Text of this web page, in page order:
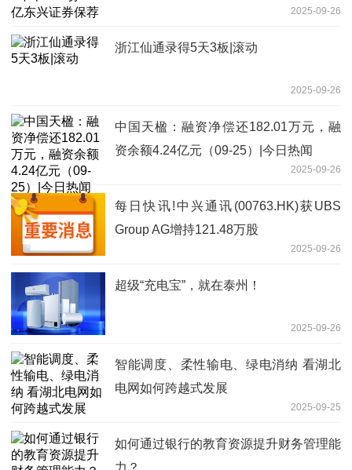
2025-09-26
浙江仙通录得5天3板|滚动
2025-09-26
中国天楹：融资净偿还182.01万元，融
资余额4.24亿元（09-25）|今日热闻
2025-09-26
每日快讯!中兴通讯(00763.HK)获UBS
Group AG增持121.48万股
2025-09-26
超级“充电宝”，就在泰州！
2025-09-26
智能调度、柔性输电、绿电消纳 看湖北
电网如何跨越式发展
2025-09-25
如何通过银行的教育资源提升财务管理能
力？